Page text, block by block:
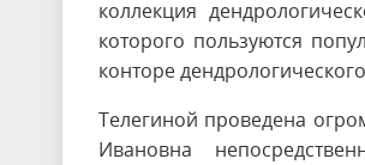
коллекция
которого пользуются
конторе
Телегиной проведена
Ивановна